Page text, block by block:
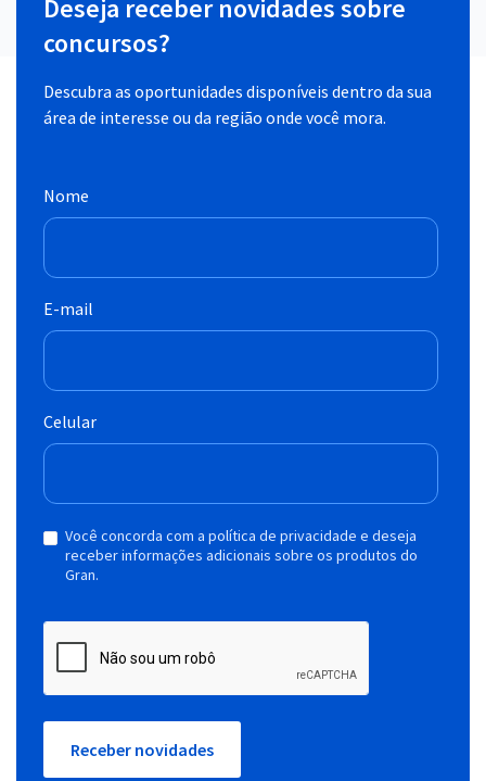
Deseja receber novidades sobre
concursos?
Descubra as oportunidades disponíveis dentro da sua
área de interesse ou da região onde você mora.
Nome
E-mail
Celular
Você concorda com a política de privacidade e deseja
receber informações adicionais sobre os produtos do
Gran.
Receber novidades